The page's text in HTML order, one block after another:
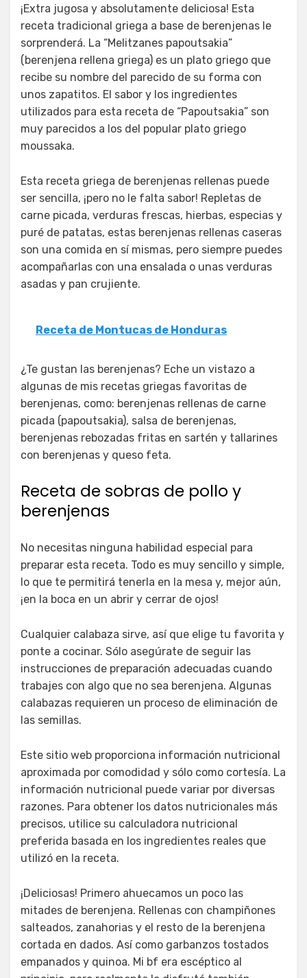
¡Extra jugosa y absolutamente deliciosa! Esta
receta tradicional griega a base de berenjenas le
sorprenderá. La “Melitzanes papoutsakia”
(berenjena rellena griega) es un plato griego que
recibe su nombre del parecido de su forma con
unos zapatitos. El sabor y los ingredientes
utilizados para esta receta de “Papoutsakia” son
muy parecidos a los del popular plato griego
moussaka.
Esta receta griega de berenjenas rellenas puede
ser sencilla, ¡pero no le falta sabor! Repletas de
carne picada, verduras frescas, hierbas, especias y
puré de patatas, estas berenjenas rellenas caseras
son una comida en sí mismas, pero siempre puedes
acompañarlas con una ensalada o unas verduras
asadas y pan crujiente.
Receta de Montucas de Honduras
¿Te gustan las berenjenas? Eche un vistazo a
algunas de mis recetas griegas favoritas de
berenjenas, como: berenjenas rellenas de carne
picada (papoutsakia), salsa de berenjenas,
berenjenas rebozadas fritas en sartén y tallarines
con berenjenas y queso feta.
Receta de sobras de pollo y
berenjenas
No necesitas ninguna habilidad especial para
preparar esta receta. Todo es muy sencillo y simple,
lo que te permitirá tenerla en la mesa y, mejor aún,
¡en la boca en un abrir y cerrar de ojos!
Cualquier calabaza sirve, así que elige tu favorita y
ponte a cocinar. Sólo asegúrate de seguir las
instrucciones de preparación adecuadas cuando
trabajes con algo que no sea berenjena. Algunas
calabazas requieren un proceso de eliminación de
las semillas.
Este sitio web proporciona información nutricional
aproximada por comodidad y sólo como cortesía. La
información nutricional puede variar por diversas
razones. Para obtener los datos nutricionales más
precisos, utilice su calculadora nutricional
preferida basada en los ingredientes reales que
utilizó en la receta.
¡Deliciosas! Primero ahuecamos un poco las
mitades de berenjena. Rellenas con champiñones
salteados, zanahorias y el resto de la berenjena
cortada en dados. Así como garbanzos tostados
empanados y quinoa. Mi bf era escéptico al